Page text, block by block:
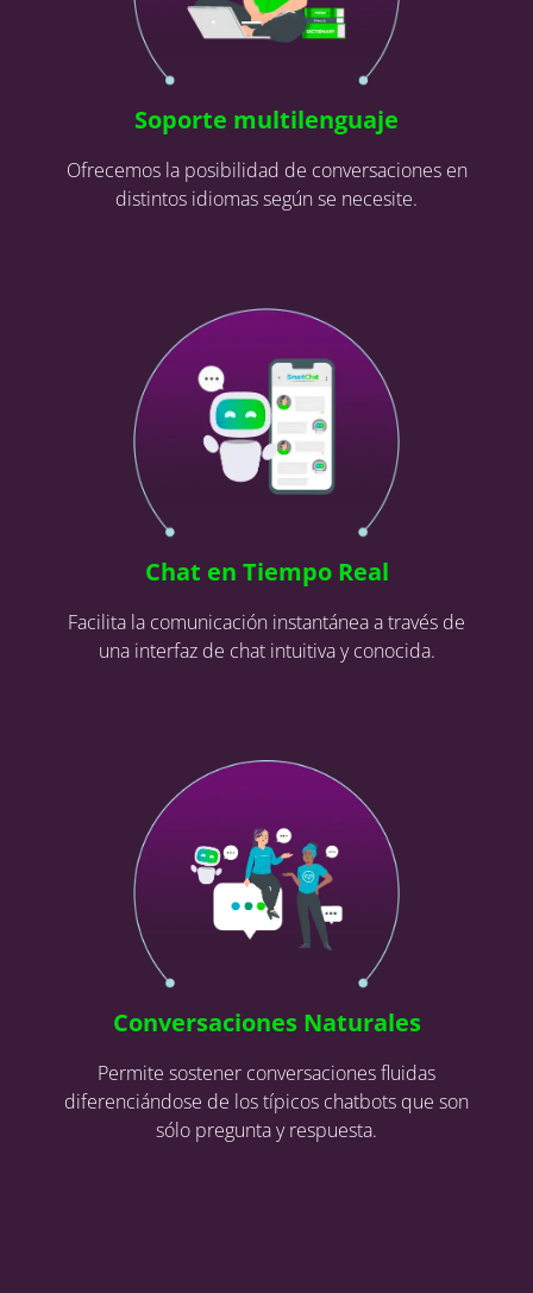
Soporte multilenguaje
Ofrecemos la posibilidad de conversaciones en
distintos idiomas según se necesite.
Chat en Tiempo Real
Facilita la comunicación instantánea a través de
una interfaz de chat intuitiva y conocida.
Conversaciones Naturales
Permite sostener conversaciones fluidas
diferenciándose de los típicos chatbots que son
sólo pregunta y respuesta.